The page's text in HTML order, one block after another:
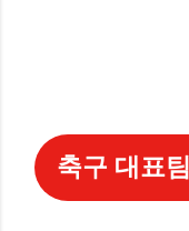
축구 대표